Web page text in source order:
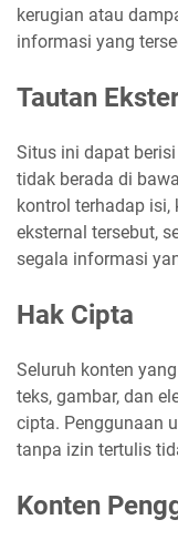
kerugian atau
informasi yang
Tautan
Situs ini dapat
tidak berada di
kontrol terhadap
eksternal tersebut,
segala informasi
Hak Cipta
Seluruh konten
teks, gambar, dan
cipta. Penggunaan
tanpa izin tertulis
Konten